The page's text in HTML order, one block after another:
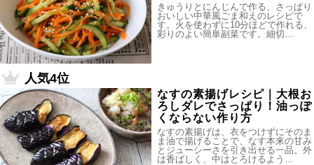
きゅうりとにんじんで作る、さっぱり
おいしい中華風ごま和えのレシピで
す。火を使わずに10分ほどで作れる、
彩りのよい簡単副菜です。細切…
人気4位
なすの素揚げレシピ｜大根お
ろしダレでさっぱり！油っぽ
くならない作り方
なすの素揚げは、衣をつけずにそのま
ま油で揚げることで、なす本来の甘み
とジューシーさを引き出せる一品。外
は香ばしく、中はとろけるよう…